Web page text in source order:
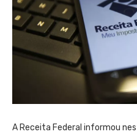
A Receita Federal informou